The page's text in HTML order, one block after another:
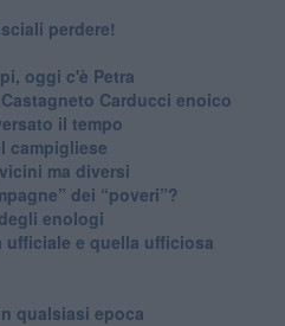
perdere!
oggi c'è Petra
Carducci enoico
il tempo
campigliese
ma diversi
dei “poveri”?
enologi
e quella ufficiosa
qualsiasi epoca